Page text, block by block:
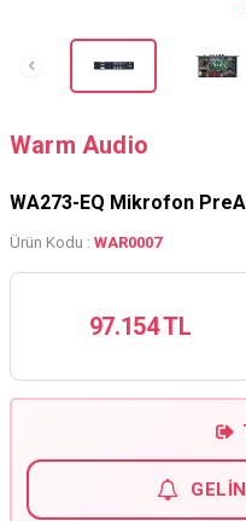
Warm Audio
WA273-EQ Mikrofon
Ürün Kodu : WAR0007
97.154 TL